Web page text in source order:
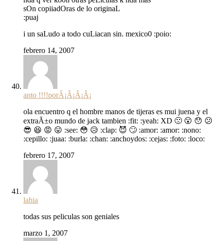
sOn copiiadOras de lo originaL
:puaj
i un saLudo a todo cuLiacan sin. mexico0 :poio:
febrero 14, 2007
anto !!!!porÂ¡Â¡Â¡Â¡
ola encuentro q el hombre manos de tijeras es mui juena y el
extraÃ±o mundo de jack tambien :fit: :yeah: XD 🙁 😮 😯 😕
😎 😆 😡 😛 :see: 😳 😥 :clap: 😈 🙄 :amor: :amor: :nono:
:cepillo: :juaa: :burla: :chan: :anchoydos: :cejas: :foto: :loco:
febrero 17, 2007
lahia
todas sus peliculas son geniales
marzo 1, 2007